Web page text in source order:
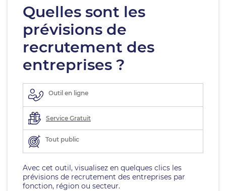
Quelles sont les
prévisions de
recrutement des
entreprises ?
Outil en ligne
Service Gratuit
Tout public
Avec cet outil, visualisez en quelques clics les
prévisions de recrutement des entreprises par
fonction, région ou secteur.